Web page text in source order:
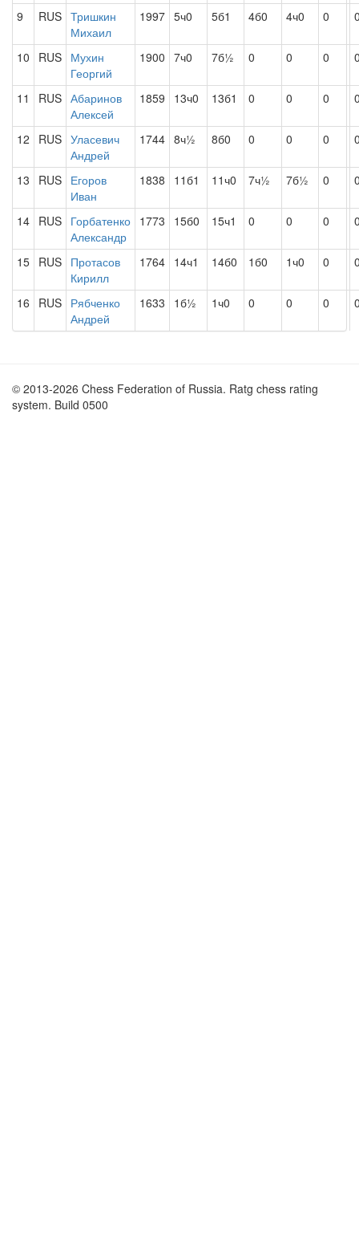
9 RUS Тришкин
Михаил
1997 5ч0 5б1 4б0 4ч0 0
10 RUS Мухин
Георгий
1900 7ч0 7б½ 0 0 0
11 RUS Абаринов
Алексей
1859 13ч0 13б1 0 0 0
12 RUS Уласевич
Андрей
1744 8ч½ 8б0 0 0 0
13 RUS Егоров
Иван
1838 11б1 11ч0 7ч½ 7б½ 0
14 RUS Горбатенко
Александр
1773 15б0 15ч1 0 0 0
15 RUS Протасов
Кирилл
1764 14ч1 14б0 1б0 1ч0 0
16 RUS Рябченко
Андрей
1633 1б½ 1ч0 0 0 0
© 2013-2026 Chess Federation of Russia. Ratg chess rating
system. Build 0500